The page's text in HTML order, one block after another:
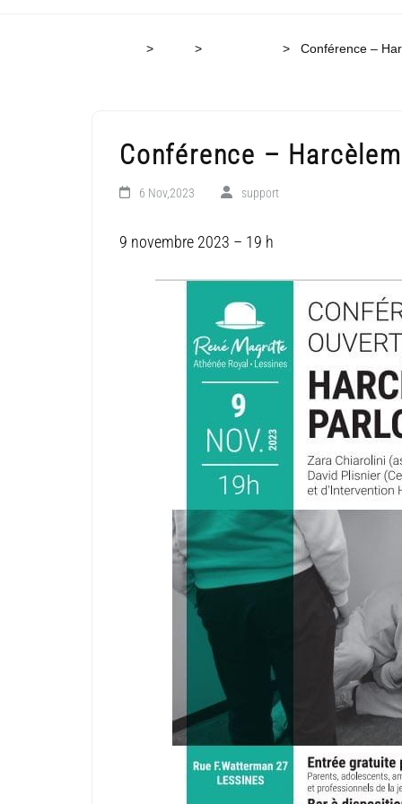
> > > Conférence –
Conférence –
6 Nov,2023 support
9 novembre 2023 – 19 h